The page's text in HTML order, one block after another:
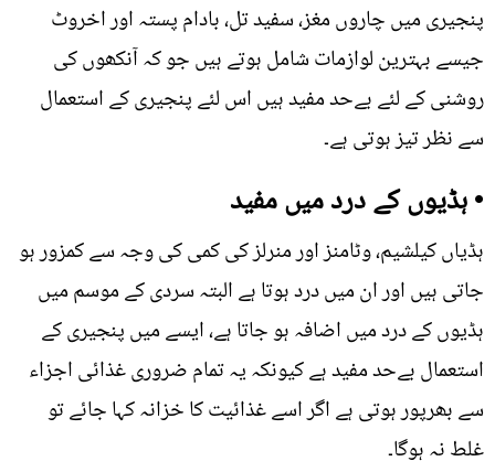
پنجیری میں چاروں مغز، سفید تل، بادام پستہ اور اخروٹ
جیسے بہترین لوازمات شامل ہوتے ہیں جو کہ آنکھوں کی
روشنی کے لئے بےحد مفید ہیں اس لئے پنجیری کے استعمال
سے نظر تیز ہوتی ہے۔
• ہڈیوں کے درد میں مفید
ہڈیاں کیلشیم، وٹامنز اور منرلز کی کمی کی وجہ سے کمزور ہو
جاتی ہیں اور ان میں درد ہوتا ہے البتہ سردی کے موسم میں
ہڈیوں کے درد میں اضافہ ہو جاتا ہے، ایسے میں پنجیری کے
استعمال بےحد مفید ہے کیونکہ یہ تمام ضروری غذائی اجزاء
سے بھرپور ہوتی ہے اگر اسے غذائیت کا خزانہ کہا جائے تو
غلط نہ ہوگا۔